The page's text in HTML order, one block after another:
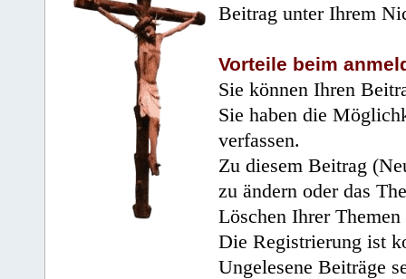
Beitrag unter Ihrem
Vorteile beim
Sie können Ihren
Sie haben die
verfassen.
Zu diesem Beitrag
zu ändern oder das
Löschen Ihrer
Die Registrierung ist
Ungelesene Beiträge